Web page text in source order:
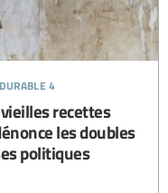
4
recettes
les doubles
politiques